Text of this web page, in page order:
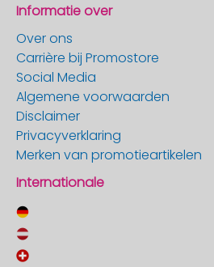
Informatie over
Over ons
Carrière bij Promostore
Social Media
Algemene voorwaarden
Disclaimer
Privacyverklaring
Merken van promotieartikelen
Internationale